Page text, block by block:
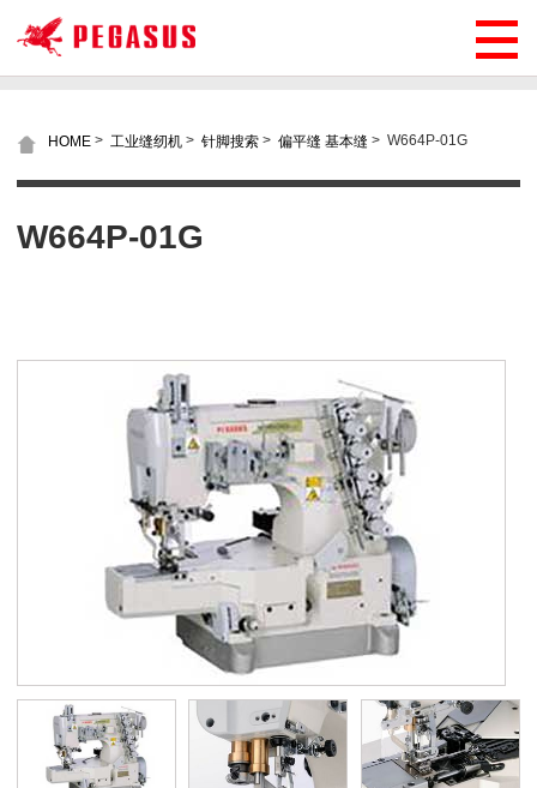
HOME > 工业缝纫机 > 针脚搜索 > 偏平缝 基本缝 > W664P-01G
W664P-01G